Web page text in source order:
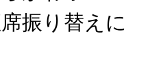
振り替えに